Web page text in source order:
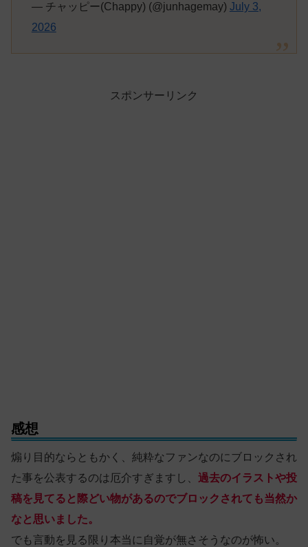
— チャッピー(Chappy) (@junhagemay) July 3,
2026
スポンサーリンク
感想
煽り目的ならともかく、純粋なファンなのにブロックされ
た事を公表するのは厄介すぎますし、 過去のイラストや投
稿を見てると際どい物があるのでブロックされても当然か
なと思いました。
でも言動を見る限り本当に自覚が無さそうなのが怖い。